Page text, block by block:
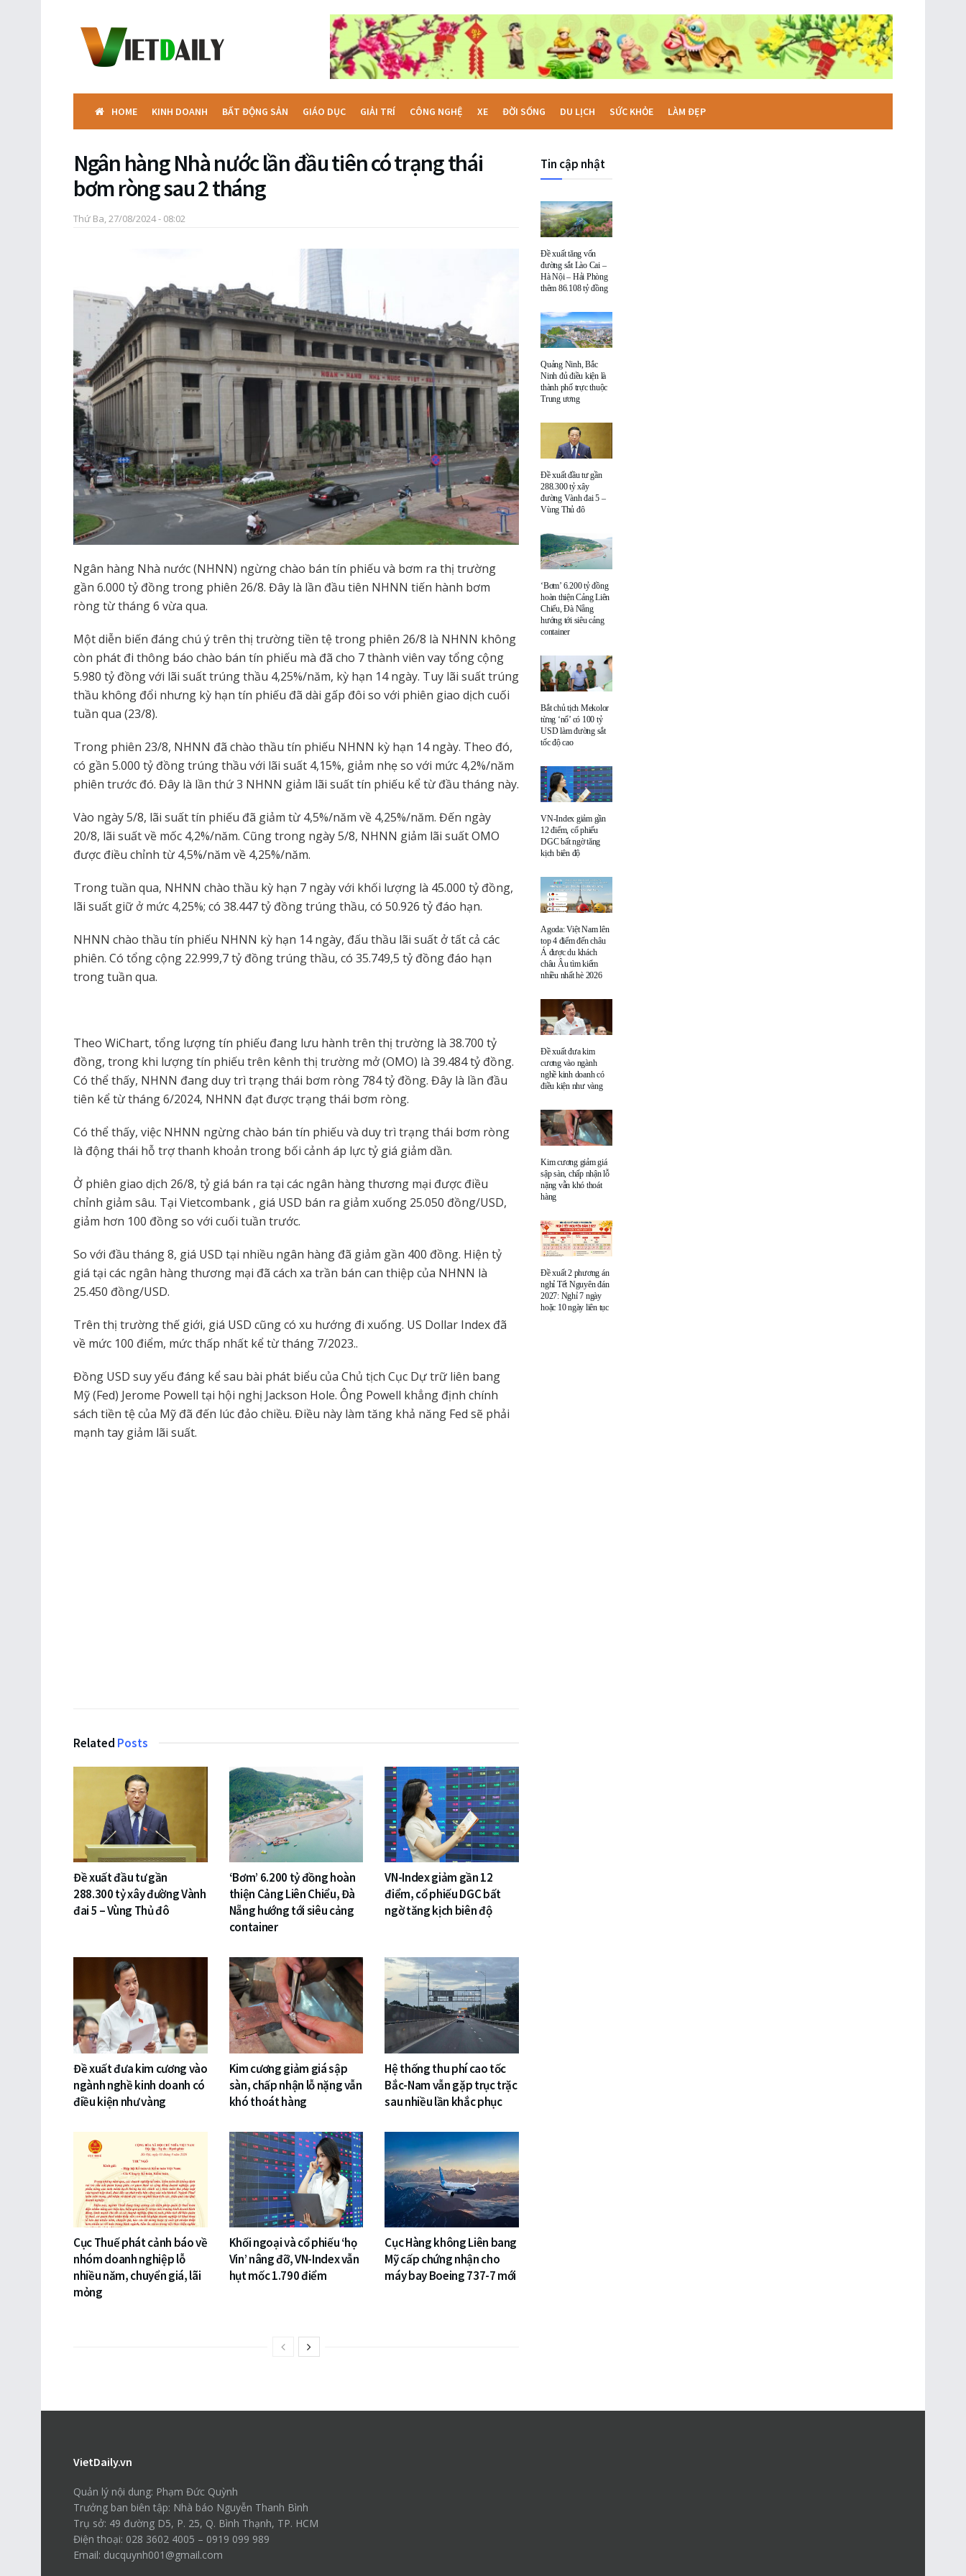
HOME KINH DOANH BẤT ĐỘNG SẢN GIÁO DỤC GIẢI TRÍ CÔNG NGHỆ XE ĐỜI SỐNG DU LỊCH SỨC KHỎE LÀM ĐẸP
Ngân hàng Nhà nước lần đầu tiên có trạng thái
bơm ròng sau 2 tháng
Thứ Ba, 27/08/2024 - 08:02
Ngân hàng Nhà nước (NHNN) ngừng chào bán tín phiếu và bơm ra thị trường
gần 6.000 tỷ đồng trong phiên 26/8. Đây là lần đầu tiên NHNN tiến hành bơm
ròng từ tháng 6 vừa qua.
Một diễn biến đáng chú ý trên thị trường tiền tệ trong phiên 26/8 là NHNN không
còn phát đi thông báo chào bán tín phiếu mà đã cho 7 thành viên vay tổng cộng
5.980 tỷ đồng với lãi suất trúng thầu 4,25%/năm, kỳ hạn 14 ngày. Tuy lãi suất trúng
thầu không đổi nhưng kỳ hạn tín phiếu đã dài gấp đôi so với phiên giao dịch cuối
tuần qua (23/8).
Trong phiên 23/8, NHNN đã chào thầu tín phiếu NHNN kỳ hạn 14 ngày. Theo đó,
có gần 5.000 tỷ đồng trúng thầu với lãi suất 4,15%, giảm nhẹ so với mức 4,2%/năm
phiên trước đó. Đây là lần thứ 3 NHNN giảm lãi suất tín phiếu kể từ đầu tháng này.
Vào ngày 5/8, lãi suất tín phiếu đã giảm từ 4,5%/năm về 4,25%/năm. Đến ngày
20/8, lãi suất về mốc 4,2%/năm. Cũng trong ngày 5/8, NHNN giảm lãi suất OMO
được điều chỉnh từ 4,5%/năm về 4,25%/năm.
Trong tuần qua, NHNN chào thầu kỳ hạn 7 ngày với khối lượng là 45.000 tỷ đồng,
lãi suất giữ ở mức 4,25%; có 38.447 tỷ đồng trúng thầu, có 50.926 tỷ đáo hạn.
NHNN chào thầu tín phiếu NHNN kỳ hạn 14 ngày, đấu thầu lãi suất ở tất cả các
phiên. Có tổng cộng 22.999,7 tỷ đồng trúng thầu, có 35.749,5 tỷ đồng đáo hạn
trong tuần qua.
Theo WiChart, tổng lượng tín phiếu đang lưu hành trên thị trường là 38.700 tỷ
đồng, trong khi lượng tín phiếu trên kênh thị trường mở (OMO) là 39.484 tỷ đồng.
Có thể thấy, NHNN đang duy trì trạng thái bơm ròng 784 tỷ đồng. Đây là lần đầu
tiên kể từ tháng 6/2024, NHNN đạt được trạng thái bơm ròng.
Có thể thấy, việc NHNN ngừng chào bán tín phiếu và duy trì trạng thái bơm ròng
là động thái hỗ trợ thanh khoản trong bối cảnh áp lực tỷ giá giảm dần.
Ở phiên giao dịch 26/8, tỷ giá bán ra tại các ngân hàng thương mại được điều
chỉnh giảm sâu. Tại Vietcombank , giá USD bán ra giảm xuống 25.050 đồng/USD,
giảm hơn 100 đồng so với cuối tuần trước.
So với đầu tháng 8, giá USD tại nhiều ngân hàng đã giảm gần 400 đồng. Hiện tỷ
giá tại các ngân hàng thương mại đã cách xa trần bán can thiệp của NHNN là
25.450 đồng/USD.
Trên thị trường thế giới, giá USD cũng có xu hướng đi xuống. US Dollar Index đã
về mức 100 điểm, mức thấp nhất kể từ tháng 7/2023..
Đồng USD suy yếu đáng kể sau bài phát biểu của Chủ tịch Cục Dự trữ liên bang
Mỹ (Fed) Jerome Powell tại hội nghị Jackson Hole. Ông Powell khẳng định chính
sách tiền tệ của Mỹ đã đến lúc đảo chiều. Điều này làm tăng khả năng Fed sẽ phải
mạnh tay giảm lãi suất.
Related Posts
Đề xuất đầu tư gần
288.300 tỷ xây đường Vành
đai 5 – Vùng Thủ đô
‘Bơm’ 6.200 tỷ đồng hoàn
thiện Cảng Liên Chiểu, Đà
Nẵng hướng tới siêu cảng
container
VN-Index giảm gần 12
điểm, cổ phiếu DGC bất
ngờ tăng kịch biên độ
Đề xuất đưa kim cương vào
ngành nghề kinh doanh có
điều kiện như vàng
Kim cương giảm giá sập
sàn, chấp nhận lỗ nặng vẫn
khó thoát hàng
Hệ thống thu phí cao tốc
Bắc-Nam vẫn gặp trục trặc
sau nhiều lần khắc phục
Cục Thuế phát cảnh báo về
nhóm doanh nghiệp lỗ
nhiều năm, chuyển giá, lãi
mỏng
Khối ngoại và cổ phiếu ‘họ
Vin’ nâng đỡ, VN-Index vẫn
hụt mốc 1.790 điểm
Cục Hàng không Liên bang
Mỹ cấp chứng nhận cho
máy bay Boeing 737-7 mới
Tin cập nhật
Đề xuất tăng vốn
đường sắt Lào Cai –
Hà Nội – Hải Phòng
thêm 86.108 tỷ đồng
Quảng Ninh, Bắc
Ninh đủ điều kiện là
thành phố trực thuộc
Trung ương
Đề xuất đầu tư gần
288.300 tỷ xây
đường Vành đai 5 –
Vùng Thủ đô
‘Bơm’ 6.200 tỷ đồng
hoàn thiện Cảng Liên
Chiểu, Đà Nẵng
hướng tới siêu cảng
container
Bắt chủ tịch Mekolor
từng ‘nổ’ có 100 tỷ
USD làm đường sắt
tốc độ cao
VN-Index giảm gần
12 điểm, cổ phiếu
DGC bất ngờ tăng
kịch biên độ
Agoda: Việt Nam lên
top 4 điểm đến châu
Á được du khách
châu Âu tìm kiếm
nhiều nhất hè 2026
Đề xuất đưa kim
cương vào ngành
nghề kinh doanh có
điều kiện như vàng
Kim cương giảm giá
sập sàn, chấp nhận lỗ
nặng vẫn khó thoát
hàng
Đề xuất 2 phương án
nghỉ Tết Nguyên đán
2027: Nghỉ 7 ngày
hoặc 10 ngày liên tục
VietDaily.vn
Quản lý nội dung: Phạm Đức Quỳnh
Trưởng ban biên tập: Nhà báo Nguyễn Thanh Bình
Trụ sở: 49 đường D5, P. 25, Q. Bình Thạnh, TP. HCM
Điện thoại: 028 3602 4005 – 0919 099 989
Email: ducquynh001@gmail.com